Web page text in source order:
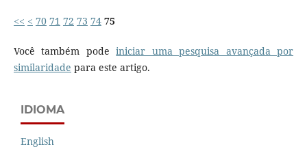
<< < 70 71 72 73 74 75
Você também podeiniciar uma pesquisa avançada por
similaridade para este artigo.
IDIOMA
English